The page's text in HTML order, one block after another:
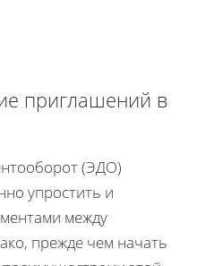
приглашений в
(ЭДО)
упростить и
между
прежде чем начать